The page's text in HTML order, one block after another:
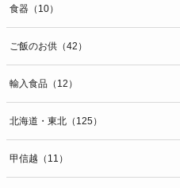
食器（10）
ご飯のお供（42）
輸入食品（12）
北海道・東北（125）
甲信越（11）